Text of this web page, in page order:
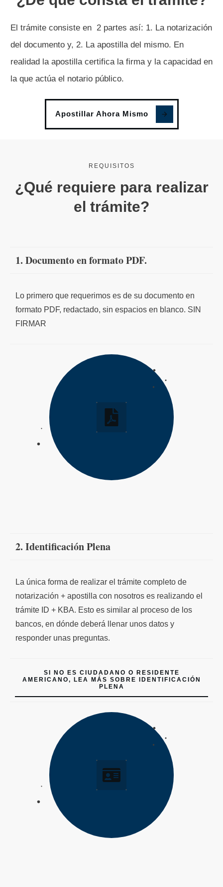
El trámite consiste en 2 partes así: 1. La notarización
del documento y, 2. La apostilla del mismo. En
realidad la apostilla certifica la firma y la capacidad en
la que actúa el notario público.
Apostillar Ahora Mismo
REQUISITOS
¿Qué requiere para realizar
el trámite?
1. Documento en formato PDF.
Lo primero que requerimos es de su documento en
formato PDF, redactado, sin espacios en blanco. SIN
FIRMAR
2. Identificación Plena
La única forma de realizar el trámite completo de
notarización + apostilla con nosotros es realizando el
trámite ID + KBA. Esto es similar al proceso de los
bancos, en dónde deberá llenar unos datos y
responder unas preguntas.
SI NO ES CIUDADANO O RESIDENTE
AMERICANO, LEA MÁS SOBRE IDENTIFICACIÓN
PLENA